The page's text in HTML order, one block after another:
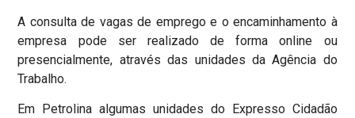
A consulta de vagas de emprego e o encaminhamento à
empresa pode ser realizado de forma online ou
presencialmente, através das unidades da Agência do
Trabalho.
Em Petrolina algumas unidades do Expresso Cidadão